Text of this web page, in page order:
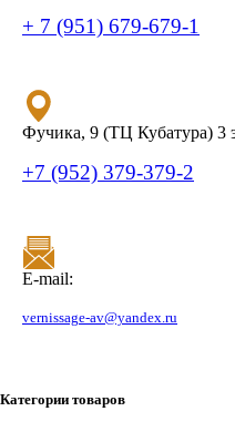
+ 7 (951) 679-679-1
Фучика, 9 (ТЦ Кубатура) 3
+7 (952) 379-379-2
E-mail:
vernissage-av@yandex.ru
Категории товаров